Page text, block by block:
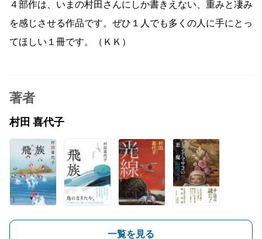
４部作は、いまの村田さんにしか書きえない、重みと凄み
を感じさせる作品です。ぜひ１人でも多くの人に手にとっ
てほしい１冊です。（ＫＫ）
著者
村田 喜代子
一覧を見る